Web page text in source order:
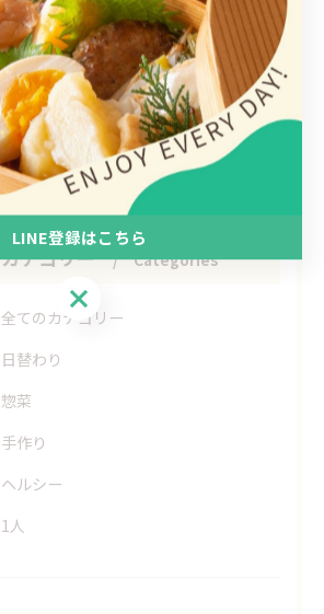
関連タグ
#惣菜 #テイクアウト
カテゴリー Categories
全てのカテゴリー
日替わり
惣菜
手作り
ヘルシー
1人
LINE登録はこちら
LINE登録はこちら